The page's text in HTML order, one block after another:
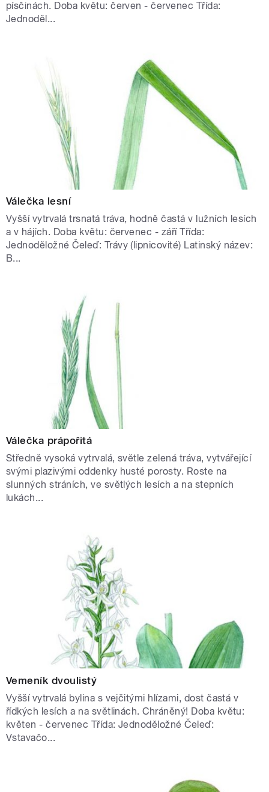
písčinách. Doba květu: červen - červenec Třída:
Jednoděl...
Válečka lesní
Vyšší vytrvalá trsnatá tráva, hodně častá v lužních lesích
a v hájích. Doba květu: červenec - září Třída:
Jednoděložné Čeleď: Trávy (lipnicovité) Latinský název:
B...
Válečka prápořitá
Středně vysoká vytrvalá, světle zelená tráva, vytvářející
svými plazivými oddenky husté porosty. Roste na
slunných stráních, ve světlých lesích a na stepních
lukách...
Vemeník dvoulistý
Vyšší vytrvalá bylina s vejčitými hlízami, dost častá v
řídkých lesích a na světlinách. Chráněný! Doba květu:
květen - červenec Třída: Jednoděložné Čeleď:
Vstavačo...